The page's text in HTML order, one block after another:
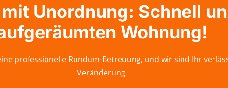
Unordnung: Schnell
Wohnung!
professionelle Rundum-Betreuung, und wir sind Ihr
Veränderung.